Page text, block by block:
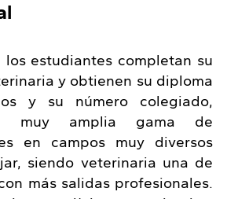
los estudiantes completan su
y obtienen su diploma
y su número colegiado,
muy amplia gama de
en campos muy diversos
siendo veterinaria una de
más salidas profesionales.